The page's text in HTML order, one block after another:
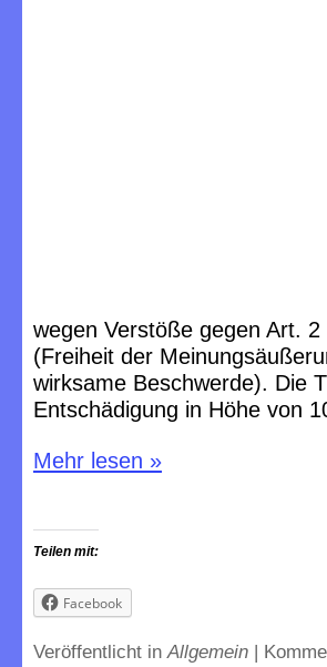
wegen Verstöße gegen Art.
(Freiheit der
wirksame Beschwerde). Die
Entschädigung in Höhe von
Mehr lesen »
Teilen mit:
Facebook
Veröffentlicht inAllgemein |